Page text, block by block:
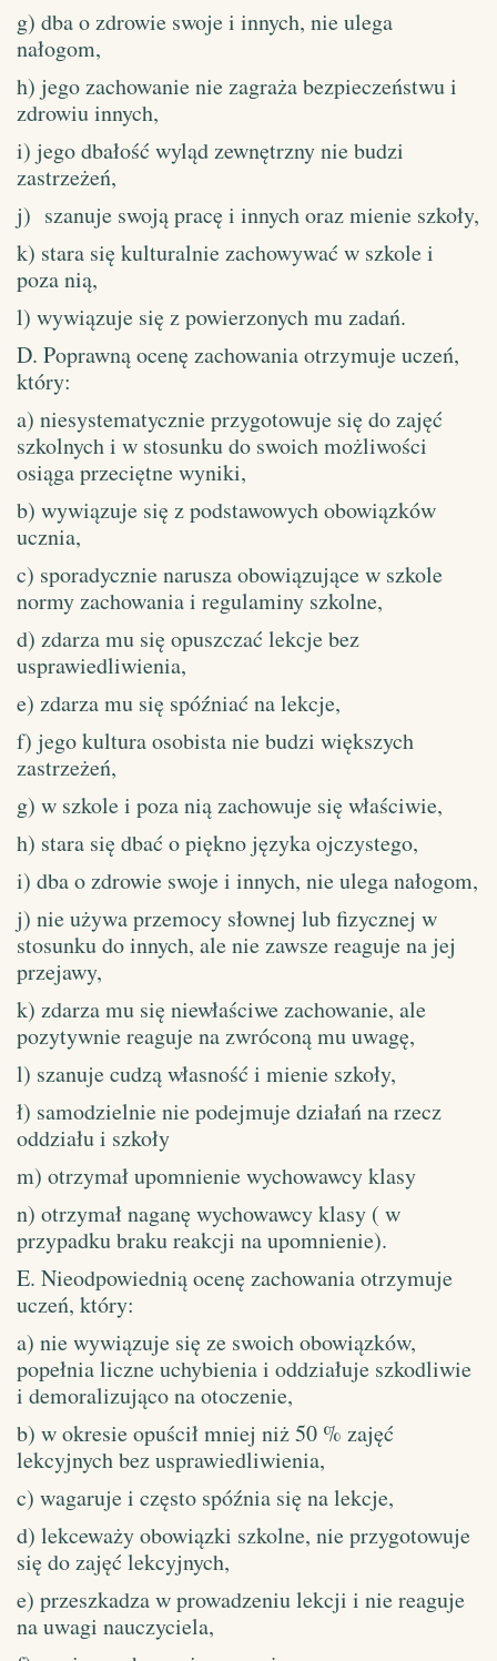
g) dba o zdrowie swoje i innych, nie ulega
nałogom,
h) jego zachowanie nie zagraża bezpieczeństwu i
zdrowiu innych,
i) jego dbałość wyląd zewnętrzny nie budzi
zastrzeżeń,
j) szanuje swoją pracę i innych oraz mienie szkoły,
k) stara się kulturalnie zachowywać w szkole i
poza nią,
l) wywiązuje się z powierzonych mu zadań.
D. Poprawną ocenę zachowania otrzymuje uczeń,
który:
a) niesystematycznie przygotowuje się do zajęć
szkolnych i w stosunku do swoich możliwości
osiąga przeciętne wyniki,
b) wywiązuje się z podstawowych obowiązków
ucznia,
c) sporadycznie narusza obowiązujące w szkole
normy zachowania i regulaminy szkolne,
d) zdarza mu się opuszczać lekcje bez
usprawiedliwienia,
e) zdarza mu się spóźniać na lekcje,
f) jego kultura osobista nie budzi większych
zastrzeżeń,
g) w szkole i poza nią zachowuje się właściwie,
h) stara się dbać o piękno języka ojczystego,
i) dba o zdrowie swoje i innych, nie ulega nałogom,
j) nie używa przemocy słownej lub fizycznej w
stosunku do innych, ale nie zawsze reaguje na jej
przejawy,
k) zdarza mu się niewłaściwe zachowanie, ale
pozytywnie reaguje na zwróconą mu uwagę,
l) szanuje cudzą własność i mienie szkoły,
ł) samodzielnie nie podejmuje działań na rzecz
oddziału i szkoły
m) otrzymał upomnienie wychowawcy klasy
n) otrzymał naganę wychowawcy klasy ( w
przypadku braku reakcji na upomnienie).
E. Nieodpowiednią ocenę zachowania otrzymuje
uczeń, który:
a) nie wywiązuje się ze swoich obowiązków,
popełnia liczne uchybienia i oddziałuje szkodliwie
i demoralizująco na otoczenie,
b) w okresie opuścił mniej niż 50 % zajęć
lekcyjnych bez usprawiedliwienia,
c) wagaruje i często spóźnia się na lekcje,
d) lekceważy obowiązki szkolne, nie przygotowuje
się do zajęć lekcyjnych,
e) przeszkadza w prowadzeniu lekcji i nie reaguje
na uwagi nauczyciela,